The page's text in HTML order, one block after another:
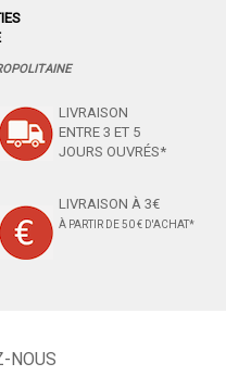
LIVRAISON
ENTRE 3 ET 5
JOURS OUVRÉS*
LIVRAISON À 3€
À PARTIR DE 50 € D'ACHAT*
NOUS